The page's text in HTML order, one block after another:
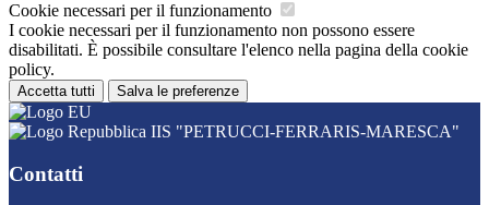
Cookie necessari per il funzionamento
I cookie necessari per il funzionamento non possono essere
disabilitati. È possibile consultare l'elenco nella pagina della cookie
policy.
Accetta tutti Salva le preferenze
IIS "PETRUCCI-FERRARIS-MARESCA"
Contatti